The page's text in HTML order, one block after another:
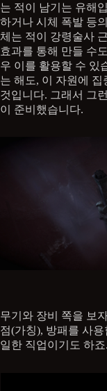
는 적이 남기는 유해
하거나 시체 폭발 등
체는 적이 강령술사
효과를 통해 만들 수
우 이를 활용할 수 있
는 해도, 이 자원에
것입니다. 그래서 그
이 준비했습니다.
무기와 장비 쪽을 보
점(가칭), 방패를 사
일한 직업이기도 하죠.